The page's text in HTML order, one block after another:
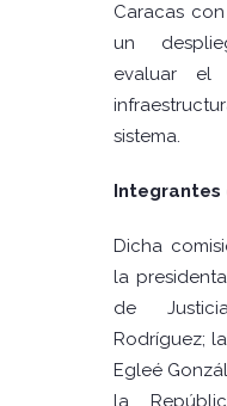
Caracas
un
evaluar el
sistema.
Integrantes
Dicha
la
de
Rodríguez;
Egleé
la